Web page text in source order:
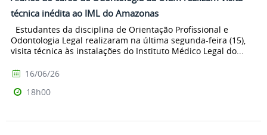
técnica inédita ao IML do Amazonas
Estudantes da disciplina de Orientação Profissional e
Odontologia Legal realizaram na última segunda-feira (15),
visita técnica às instalações do Instituto Médico Legal do...
16/06/26
18h00